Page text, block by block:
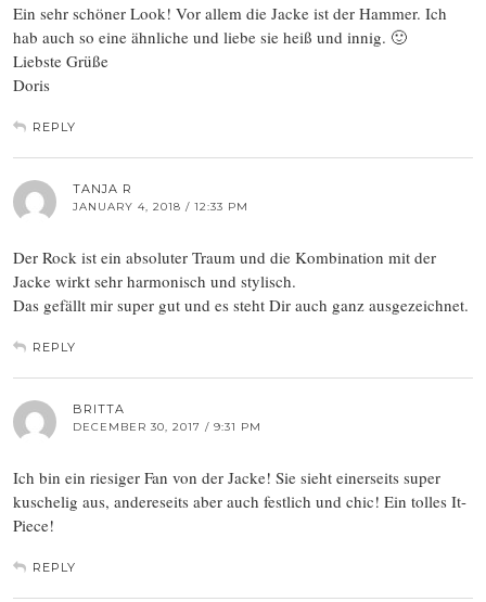
Ein sehr schöner Look! Vor allem die Jacke ist der Hammer. Ich
hab auch so eine ähnliche und liebe sie heiß und innig. 🙂
Liebste Grüße
Doris
REPLY
TANJA R
JANUARY 4, 2018 / 12:33 PM
Der Rock ist ein absoluter Traum und die Kombination mit der
Jacke wirkt sehr harmonisch und stylisch.
Das gefällt mir super gut und es steht Dir auch ganz ausgezeichnet.
REPLY
BRITTA
DECEMBER 30, 2017 / 9:31 PM
Ich bin ein riesiger Fan von der Jacke! Sie sieht einerseits super
kuschelig aus, andereseits aber auch festlich und chic! Ein tolles It-
Piece!
REPLY